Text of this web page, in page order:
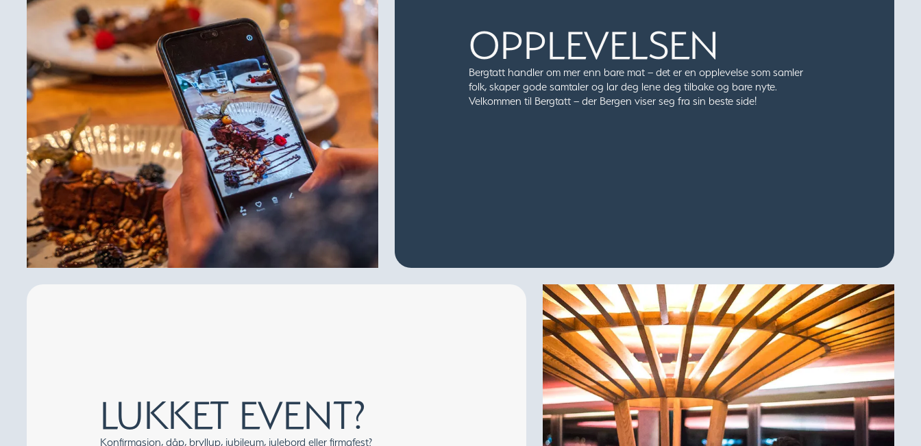
OPPLEVELSEN
Bergtatt handler om mer enn bare mat – det er en opplevelse som samler
folk, skaper gode samtaler og lar deg lene deg tilbake og bare nyte.
Velkommen til Bergtatt – der Bergen viser seg fra sin beste side!
LUKKET EVENT?
Konfirmasjon, dåp, bryllup, jubileum, julebord eller firmafest?